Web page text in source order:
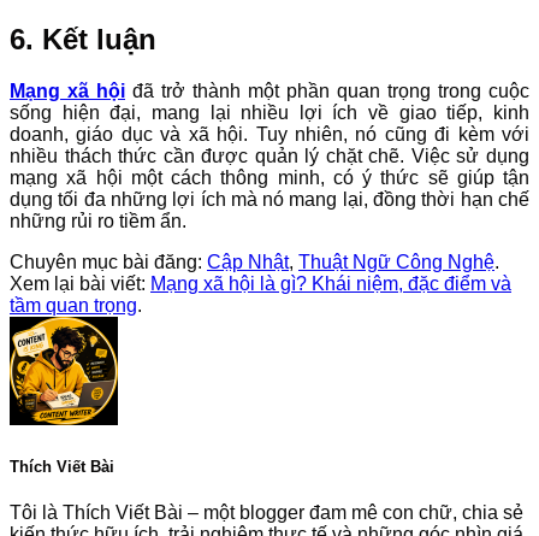
6. Kết luận
Mạng xã hội đã trở thành một phần quan trọng trong cuộc
sống hiện đại, mang lại nhiều lợi ích về giao tiếp, kinh
doanh, giáo dục và xã hội. Tuy nhiên, nó cũng đi kèm với
nhiều thách thức cần được quản lý chặt chẽ. Việc sử dụng
mạng xã hội một cách thông minh, có ý thức sẽ giúp tận
dụng tối đa những lợi ích mà nó mang lại, đồng thời hạn chế
những rủi ro tiềm ẩn.
Chuyên mục bài đăng: Cập Nhật, Thuật Ngữ Công Nghệ.
Xem lại bài viết: Mạng xã hội là gì? Khái niệm, đặc điểm và
tầm quan trọng.
Thích Viết Bài
Tôi là Thích Viết Bài – một blogger đam mê con chữ, chia sẻ